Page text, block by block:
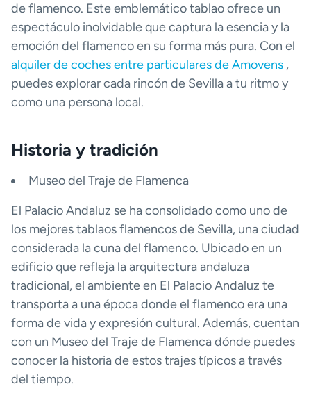
de flamenco. Este emblemático tablao ofrece un
espectáculo inolvidable que captura la esencia y la
emoción del flamenco en su forma más pura. Con el
alquiler de coches entre particulares de Amovens ,
puedes explorar cada rincón de Sevilla a tu ritmo y
como una persona local.
Historia y tradición
Museo del Traje de Flamenca
El Palacio Andaluz se ha consolidado como uno de
los mejores tablaos flamencos de Sevilla, una ciudad
considerada la cuna del flamenco. Ubicado en un
edificio que refleja la arquitectura andaluza
tradicional, el ambiente en El Palacio Andaluz te
transporta a una época donde el flamenco era una
forma de vida y expresión cultural. Además, cuentan
con un Museo del Traje de Flamenca dónde puedes
conocer la historia de estos trajes típicos a través
del tiempo.